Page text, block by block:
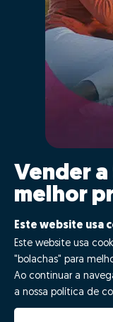
Vender a
melhor
Clica GO!
Este website usa
Este website usa
"bolachas" para
Ao continuar a
a nossa política de